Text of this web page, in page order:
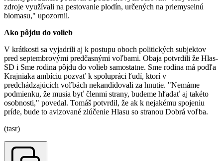
zdroje využívali na pestovanie plodín, určených na priemyselnú
biomasu," upozornil.
Ako pôjdu do volieb
V krátkosti sa vyjadrili aj k postupu oboch politických subjektov
pred septembrovými predčasnými voľbami. Obaja potvrdili že Hlas-
SD i Sme rodina pôjdu do volieb samostatne. Sme rodina má podľa
Krajniaka ambíciu pozvať k spolupráci ľudí, ktorí v
predchádzajúcich voľbách nekandidovali za hnutie. "Nemáme
podmienku, že musia byť členmi strany, budeme hľadať aj takéto
osobnosti," povedal. Tomáš potvrdil, že ak k nejakému spojeniu
príde, bude to avizované zlúčenie Hlasu so stranou Dobrá voľba.
(tasr)